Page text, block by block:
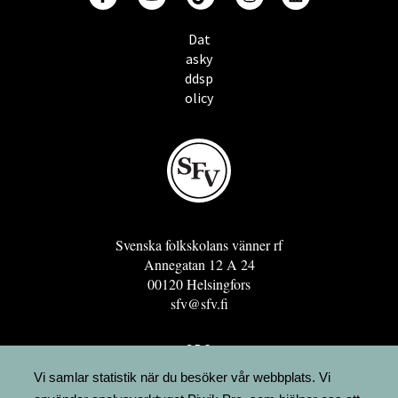
Dat
asky
ddsp
olicy
Svenska folkskolans vänner rf
Annegatan 12 A 24
00120 Helsingfors
sfv@sfv.fi
GRO
FÖRENINGSRESURSEN
Vi samlar statistik när du besöker vår webbplats. Vi